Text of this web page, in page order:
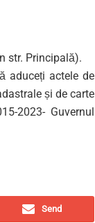
str. Principală).
aduceți actele de
și de carte
2023- Guvernul
Send